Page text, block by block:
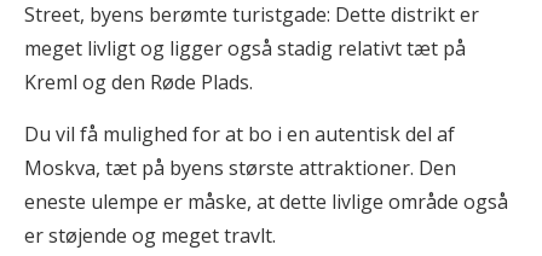
Street, byens berømte turistgade: Dette distrikt er
meget livligt og ligger også stadig relativt tæt på
Kreml og den Røde Plads.
Du vil få mulighed for at bo i en autentisk del af
Moskva, tæt på byens største attraktioner. Den
eneste ulempe er måske, at dette livlige område også
er støjende og meget travlt.